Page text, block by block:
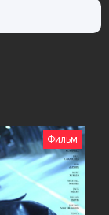
Фильм